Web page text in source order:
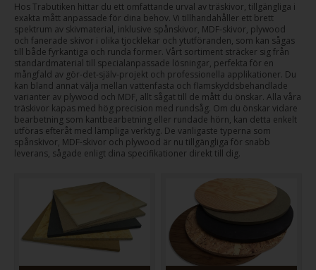
Hos Trabutiken hittar du ett omfattande urval av träskivor, tillgängliga i
exakta mått anpassade för dina behov. Vi tillhandahåller ett brett
spektrum av skivmaterial, inklusive spånskivor, MDF-skivor, plywood
och fanerade skivor i olika tjocklekar och ytutföranden, som kan sågas
till både fyrkantiga och runda former. Vårt sortiment sträcker sig från
standardmaterial till specialanpassade lösningar, perfekta för en
mångfald av gör-det-själv-projekt och professionella applikationer. Du
kan bland annat välja mellan vattenfasta och flamskyddsbehandlade
varianter av plywood och MDF, allt sågat till de mått du önskar. Alla våra
träskivor kapas med hög precision med rundsåg. Om du önskar vidare
bearbetning som kantbearbetning eller rundade hörn, kan detta enkelt
utföras efteråt med lämpliga verktyg. De vanligaste typerna som
spånskivor, MDF-skivor och plywood är nu tillgängliga för snabb
leverans, sågade enligt dina specifikationer direkt till dig.